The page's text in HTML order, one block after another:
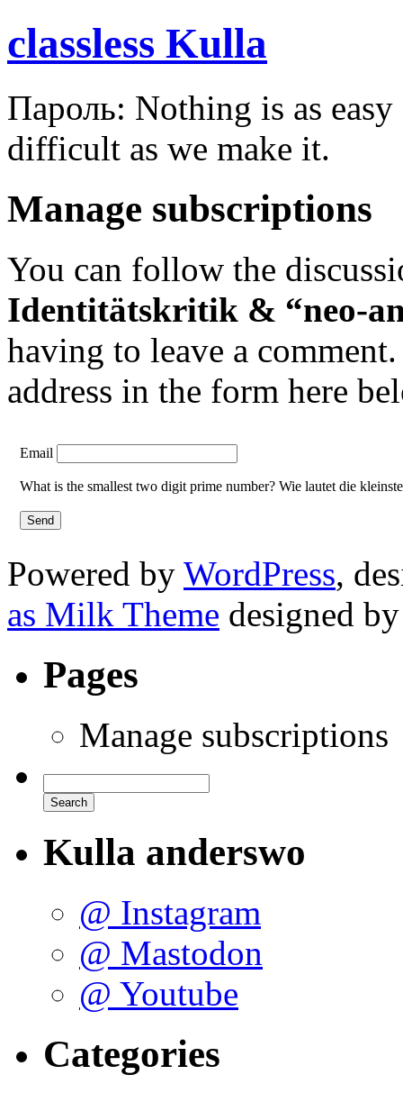
classless Kulla
Пароль: Nothing is as
difficult as we make it.
Manage subscriptions
You can follow the
Identitätskritik & “neo-
having to leave a
address in the form here
Email
What is the smallest two digit prime number? Wie lautet die
Powered by WordPress,
as Milk Theme designed
Pages
Manage subscriptions
Kulla anderswo
@ Instagram
@ Mastodon
@ Youtube
Categories